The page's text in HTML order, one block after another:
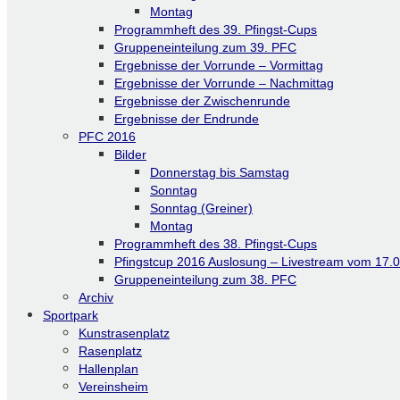
Montag
Programmheft des 39. Pfingst-Cups
Gruppeneinteilung zum 39. PFC
Ergebnisse der Vorrunde – Vormittag
Ergebnisse der Vorrunde – Nachmittag
Ergebnisse der Zwischenrunde
Ergebnisse der Endrunde
PFC 2016
Bilder
Donnerstag bis Samstag
Sonntag
Sonntag (Greiner)
Montag
Programmheft des 38. Pfingst-Cups
Pfingstcup 2016 Auslosung – Livestream vom
Gruppeneinteilung zum 38. PFC
Archiv
Sportpark
Kunstrasenplatz
Rasenplatz
Hallenplan
Vereinsheim